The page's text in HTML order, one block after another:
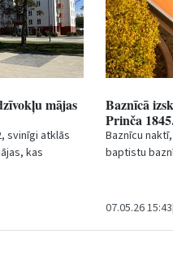
mājas
svinīgi atklās
kas
Baznīcā
Prinča 1845.
Baznīcu naktī,
baptistu
07.05.26 15:43|